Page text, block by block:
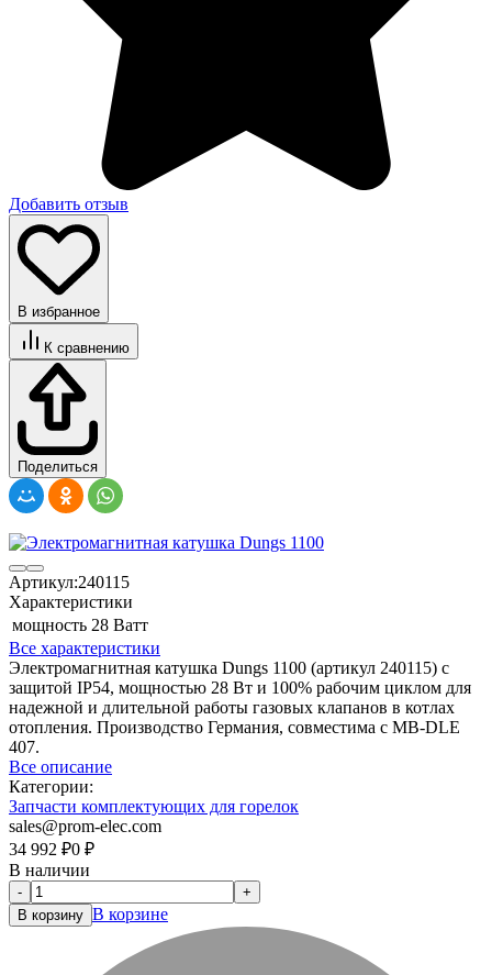
Добавить отзыв
В избранное
К сравнению
Поделиться
Артикул:240115
Характеристики
мощность 28 Ватт
Все характеристики
Электромагнитная катушка Dungs 1100 (артикул 240115) с
защитой IP54, мощностью 28 Вт и 100% рабочим циклом для
надежной и длительной работы газовых клапанов в котлах
отопления. Производство Германия, совместима с MB-DLE
407.
Все описание
Категории:
Запчасти комплектующих для горелок
sales@prom-elec.com
34 992 ₽0 ₽
В наличии
-
+
В корзину В корзине